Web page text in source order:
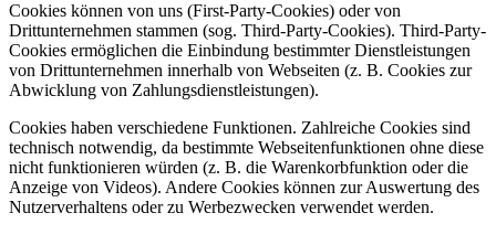
Cookies können von uns (First-Party-Cookies) oder von
Drittunternehmen stammen (sog. Third-Party-Cookies). Third-Party-
Cookies ermöglichen die Einbindung bestimmter Dienstleistungen
von Drittunternehmen innerhalb von Webseiten (z. B. Cookies zur
Abwicklung von Zahlungsdienstleistungen).
Cookies haben verschiedene Funktionen. Zahlreiche Cookies sind
technisch notwendig, da bestimmte Webseitenfunktionen ohne diese
nicht funktionieren würden (z. B. die Warenkorbfunktion oder die
Anzeige von Videos). Andere Cookies können zur Auswertung des
Nutzerverhaltens oder zu Werbezwecken verwendet werden.